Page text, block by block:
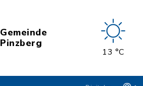
Gemeinde
Pinzberg
13 °C